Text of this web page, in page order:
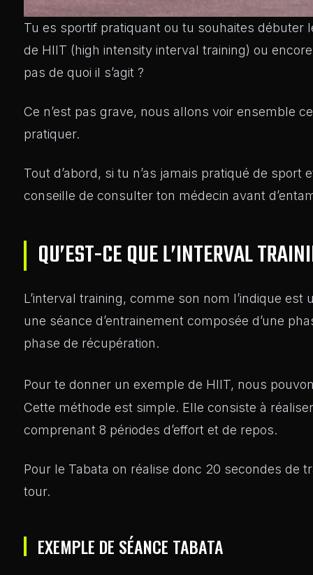
Tu es sportif pratiquant ou tu souhaites
de HIIT (high intensity interval training) ou
pas de quoi il s’agit ?
Ce n’est pas grave, nous allons voir ensemble
pratiquer.
Tout d’abord, si tu n’as jamais pratiqué de
conseille de consulter ton médecin avant
QU’EST-CE QUE L’INTERVAL
L’interval training, comme son nom l’indique
une séance d’entrainement composée d’une
phase de récupération.
Pour te donner un exemple de HIIT, nous
Cette méthode est simple. Elle consiste à
comprenant 8 périodes d’effort et de repos.
Pour le Tabata on réalise donc 20 secondes de
tour.
EXEMPLE DE SÉANCE TABATA